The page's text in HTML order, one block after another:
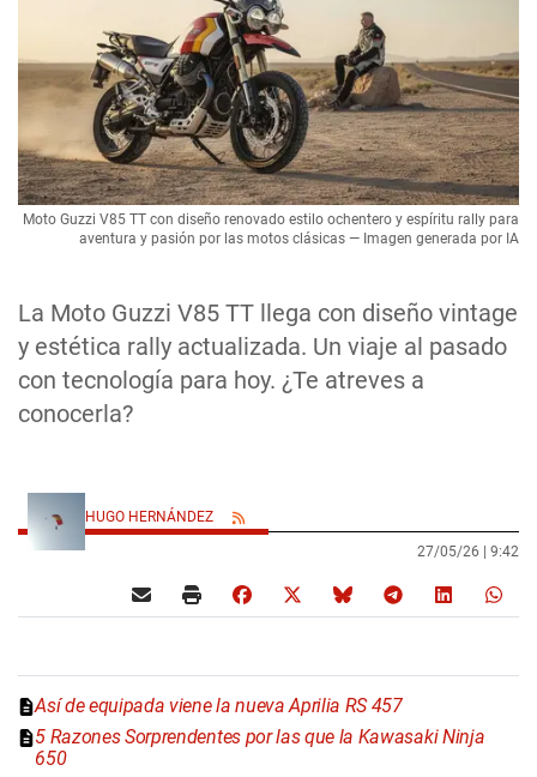
La Moto Guzzi V85 TT llega con diseño vintage
y estética rally actualizada. Un viaje al pasado
con tecnología para hoy. ¿Te atreves a
conocerla?
Moto Guzzi V85 TT con diseño renovado estilo ochentero y espíritu rally para
aventura y pasión por las motos clásicas — Imagen generada por IA
HUGO HERNÁNDEZ
27/05/26 | 9:42
Así de equipada viene la nueva Aprilia RS 457
5 Razones Sorprendentes por las que la Kawasaki Ninja
650